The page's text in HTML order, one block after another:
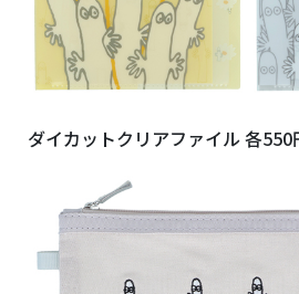
ダイカットクリアファイル 各550